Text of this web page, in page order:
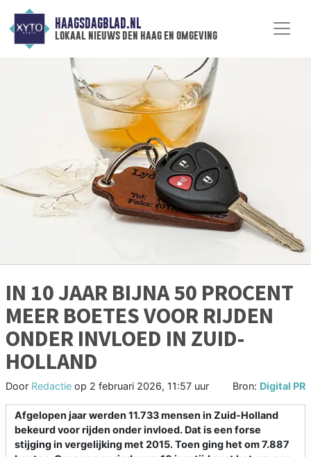
HAAGSDAGBLAD.NL
lokaal nieuws den haag en omgeving
IN 10 JAAR BIJNA 50 PROCENT
MEER BOETES VOOR RIJDEN
ONDER INVLOED IN ZUID-
HOLLAND
Door Redactie op 2 februari 2026, 11:57 uur Bron: Digital PR
Afgelopen jaar werden 11.733 mensen in Zuid-Holland
bekeurd voor rijden onder invloed. Dat is een forse
stijging in vergelijking met 2015. Toen ging het om 7.887